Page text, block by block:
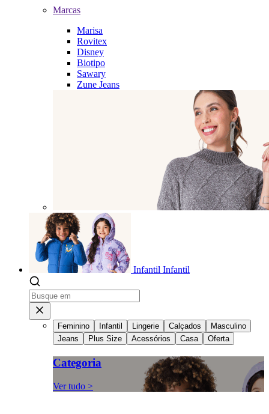
Marcas
Marisa
Rovitex
Disney
Biotipo
Sawary
Zune Jeans
Infantil Infantil
Feminino Infantil Lingerie Calçados
Masculino
Jeans
Plus Size Acessórios Casa Oferta
Categoria
Ver tudo >